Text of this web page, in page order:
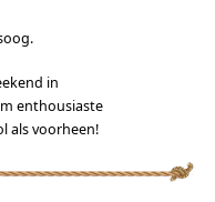
in
enthousiaste
als voorheen!